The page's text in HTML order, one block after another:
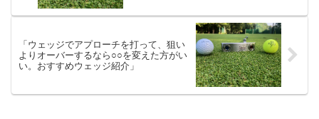
「ウェッジでアプローチを打って、狙い
よりオーバーするなら○○を変えた方がい
い。おすすめウェッジ紹介」